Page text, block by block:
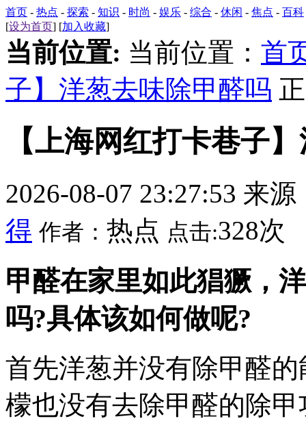
首页 - 热点 - 探索 - 知识 - 时尚 - 娱乐 - 综合 - 休闲 - 焦点 - 百科
[设为首页] [加入收藏]
当前位置: 当前位置： 首
子】洋葱去味除甲醛吗
【上海网红打卡巷子
2026-08-07 23:27:53 来源
得 作者： 热点 点击:328次
甲醛在家里如此猖獗，
吗?具体该如何做呢?
首先洋葱并没有除甲醛
檬也没有去除甲醛的除